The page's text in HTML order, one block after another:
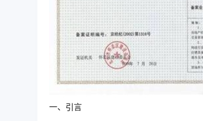
一、引言